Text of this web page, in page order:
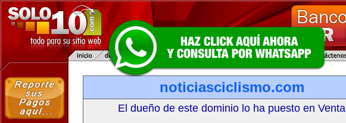
noticiasciclismo.com
El dueño de este dominio lo ha puesto en Venta